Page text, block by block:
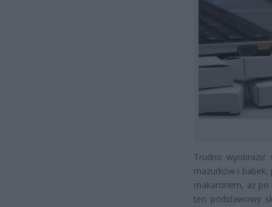
Trudno wyobrazić
mazurków i babek,
makaronem, aż po
ten podstawowy